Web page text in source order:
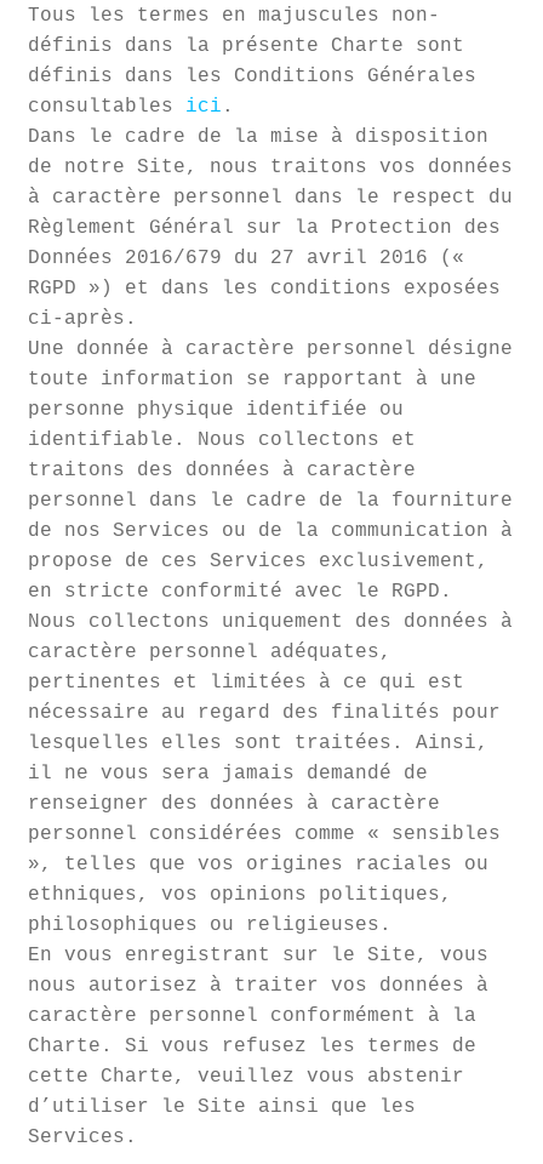
Tous les termes en majuscules non-
définis dans la présente Charte sont
définis dans les Conditions Générales
consultables ici .
Dans le cadre de la mise à disposition
de notre Site, nous traitons vos données
à caractère personnel dans le respect du
Règlement Général sur la Protection des
Données 2016/679 du 27 avril 2016 («
RGPD ») et dans les conditions exposées
ci-après.
Une donnée à caractère personnel désigne
toute information se rapportant à une
personne physique identifiée ou
identifiable. Nous collectons et
traitons des données à caractère
personnel dans le cadre de la fourniture
de nos Services ou de la communication à
propose de ces Services exclusivement,
en stricte conformité avec le RGPD.
Nous collectons uniquement des données à
caractère personnel adéquates,
pertinentes et limitées à ce qui est
nécessaire au regard des finalités pour
lesquelles elles sont traitées. Ainsi,
il ne vous sera jamais demandé de
renseigner des données à caractère
personnel considérées comme « sensibles
», telles que vos origines raciales ou
ethniques, vos opinions politiques,
philosophiques ou religieuses.
En vous enregistrant sur le Site, vous
nous autorisez à traiter vos données à
caractère personnel conformément à la
Charte. Si vous refusez les termes de
cette Charte, veuillez vous abstenir
d’utiliser le Site ainsi que les
Services.